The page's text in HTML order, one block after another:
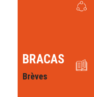
BRACAS
Brèves